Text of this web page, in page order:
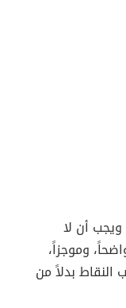
أن لا
وموجزاً،
بدلاً من